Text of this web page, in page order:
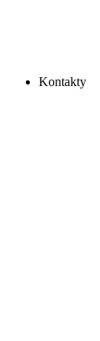
Kontakty